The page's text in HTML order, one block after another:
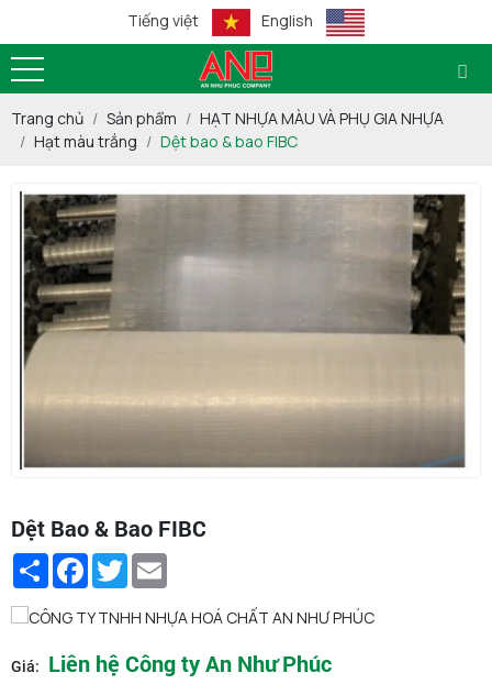
Tiếng việt English
Trang chủ Sản phẩm
HẠT NHỰA MÀU VÀ PHỤ GIA NHỰA
Hạt màu trắng
Dệt bao & bao FIBC
Dệt Bao & Bao FIBC
Share Facebook
Twitter
Giá: Liên hệ Công ty An Như Phúc